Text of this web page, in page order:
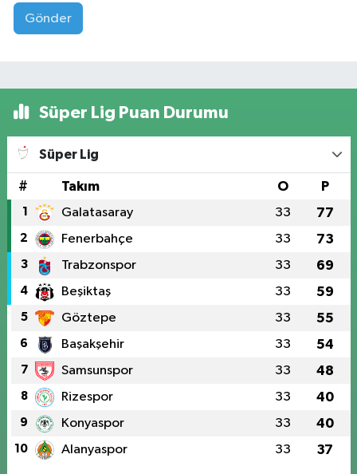
Gönder
Süper Lig Puan Durumu
Süper Lig
# Takım O P
1 Galatasaray 33 77
2 Fenerbahçe 33 73
3 Trabzonspor 33 69
4 Beşiktaş 33 59
5 Göztepe 33 55
6 Başakşehir 33 54
7 Samsunspor 33 48
8 Rizespor 33 40
9 Konyaspor 33 40
10 Alanyaspor 33 37